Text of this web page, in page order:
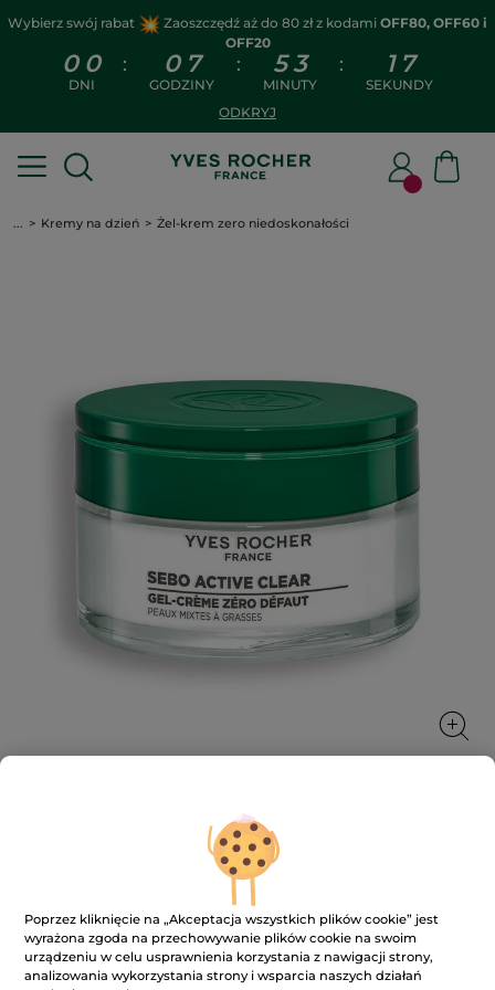
Wybierz swój rabat Zaoszczędź aż do 80 zł z kodami OFF80, OFF60 i
OFF20
0 0
DNI
: 0 7
GODZINY
: 53
MINUTY
: 1 7
SEKUNDY
ODKRYJ
... Kremy na dzień Żel-krem zero niedoskonałości
Żel-krem zero niedoskonałości
Wygładza strukturę skóry i zwęża pory
50 ml
5.0 ★★★★★
★★★★★
na
(59)DODAJ RECENZJĘ
Poprzez kliknięcie na „Akceptacja wszystkich plików cookie” jest
wyrażona zgoda na przechowywanie plików cookie na swoim
urządzeniu w celu usprawnienia korzystania z nawigacji strony,
analizowania wykorzystania strony i wsparcia naszych działań